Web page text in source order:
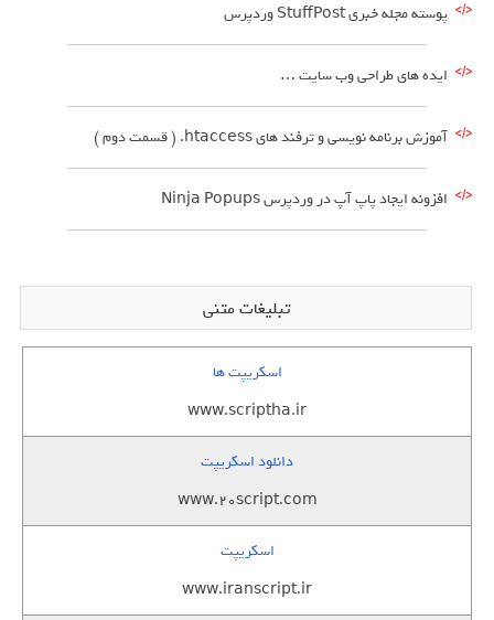
پوسته مجله خبری StuffPost وردپرس
ایده های طراحی وب سایت …
آموزش برنامه نویسی و ترفند های htaccess. ( قسمت دوم )
افزونه ایجاد پاپ آپ در وردپرس Ninja Popups
تبلیغات متنی
اسکریپت ها
www.scriptha.ir
دانلود اسکریپت
www.20script.com
اسکریپت
www.iranscript.ir